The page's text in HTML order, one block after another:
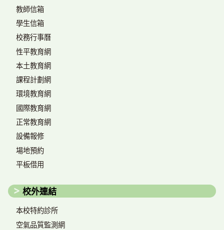
教師信箱
學生信箱
校務行事曆
性平教育網
本土教育網
課程計劃網
環境教育網
國際教育網
正常教育網
設備報修
場地預約
平板借用
校外連結
本校特約診所
空氣品質監測網